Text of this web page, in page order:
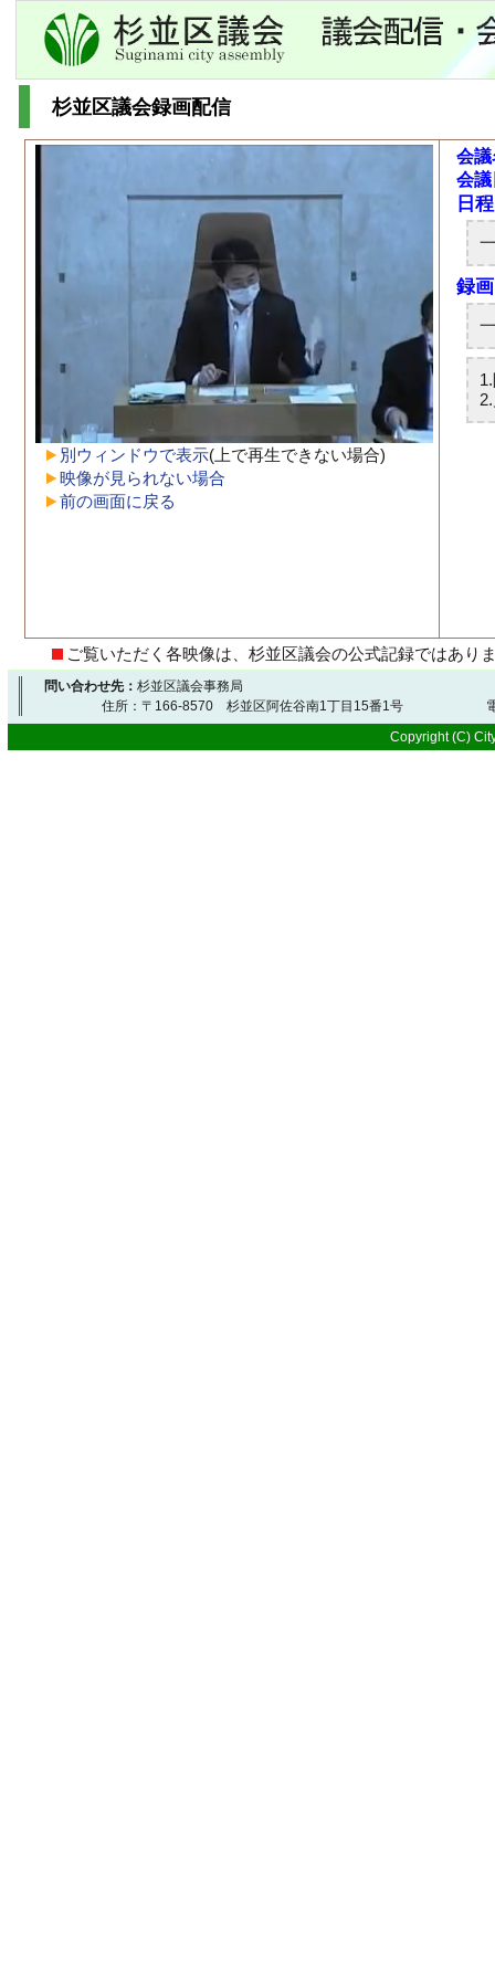
杉並区議会録画配信
別ウィンドウで表示(上で再生できない場合)
映像が見られない場合
前の画面に戻る
会
会
ご覧いただく各映像は、杉並区議会の公式記録ではあり
問い合わせ先： 杉並区議会事務局
住所：〒166-8570 杉並区阿佐谷南1丁目15番1号 電
Copyright (C)